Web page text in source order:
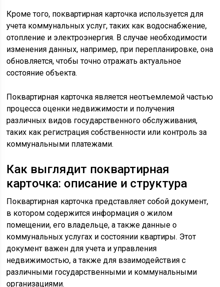
Кроме того, поквартирная карточка используется для
учета коммунальных услуг, таких как водоснабжение,
отопление и электроэнергия. В случае необходимости
изменения данных, например, при перепланировке, она
обновляется, чтобы точно отражать актуальное
состояние объекта.
Поквартирная карточка является неотъемлемой частью
процесса оценки недвижимости и получения
различных видов государственного обслуживания,
таких как регистрация собственности или контроль за
коммунальными платежами.
Как выглядит поквартирная
карточка: описание и структура
Поквартирная карточка представляет собой документ,
в котором содержится информация о жилом
помещении, его владельце, а также данные о
коммунальных услугах и состоянии квартиры. Этот
документ важен для учета и управления
недвижимостью, а также для взаимодействия с
различными государственными и коммунальными
организациями.